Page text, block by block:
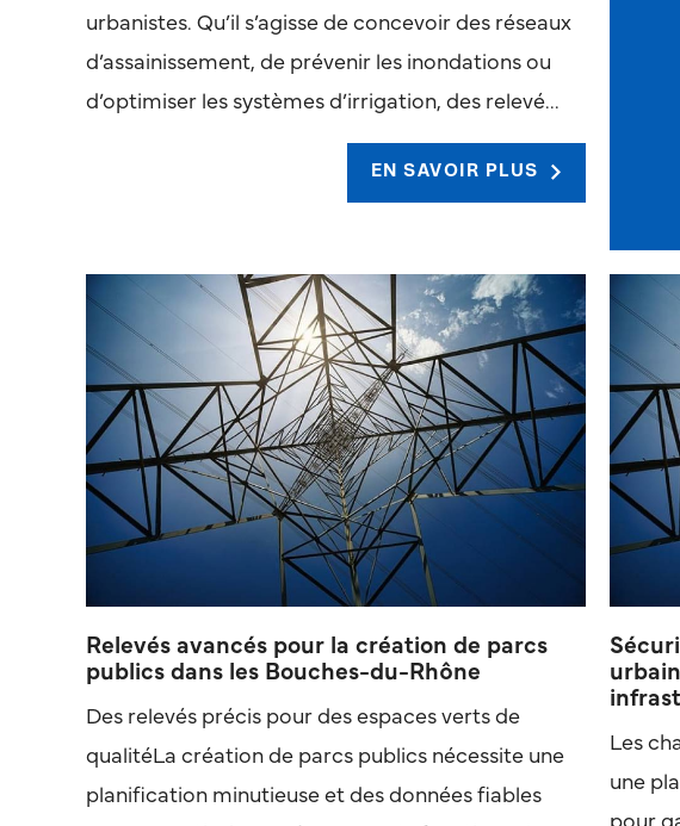
urbanistes. Qu’il s’agisse de concevoir des réseaux
d’assainissement, de prévenir les inondations ou
d’optimiser les systèmes d’irrigation, des relevé...
EN SAVOIR PLUS
Relevés avancés pour la création de parcs
publics dans les Bouches-du-Rhône
Des relevés précis pour des espaces verts de
qualitéLa création de parcs publics nécessite une
planification minutieuse et des données fiables
Les
une
pour